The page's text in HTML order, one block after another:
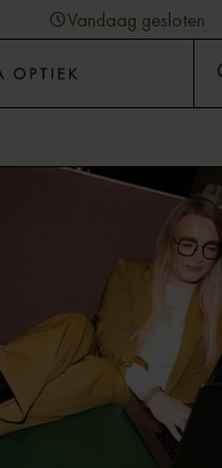
Vandaag gesloten
Beoordeling op